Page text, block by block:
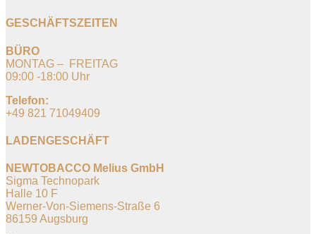
GESCHÄFTSZEITEN
BÜRO
MONTAG – FREITAG
09:00 -18:00 Uhr
Telefon:
+49 821 71049409
LADENGESCHÄFT
NEWTOBACCO Melius GmbH
Sigma Technopark
Halle 10 F
Werner-Von-Siemens-Straße 6
86159 Augsburg